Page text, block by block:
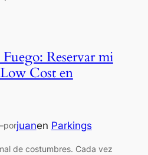
Reservar mi
Cost en
porjuanen Parkings
de costumbres. Cada vez